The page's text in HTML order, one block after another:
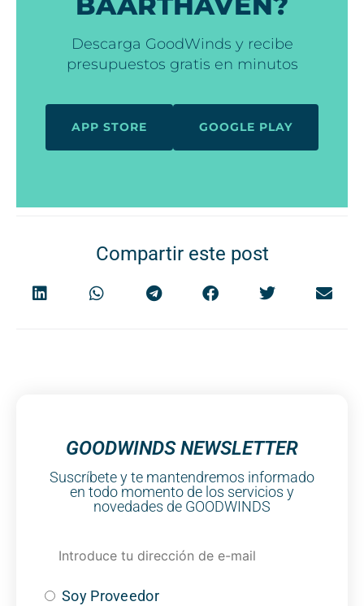
Descarga GoodWinds y recibe
presupuestos gratis en minutos
APP STORE GOOGLE PLAY
Compartir este post
GOODWINDS NEWSLETTER
Suscríbete y te mantendremos informado
en todo momento de los servicios y
novedades de GOODWINDS
Soy Proveedor